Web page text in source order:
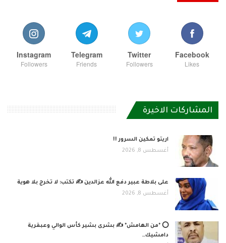
Facebook
Likes
Twitter
Followers
Telegram
Friends
Instagram
Followers
المشاركات الاخيرة
اريتو تمكين السرور !!
أغسطس 8, 2026
على بلاطة عبير دفع الله عزالدين ✍️ تكتب: لا تخرج بلا هوية
أغسطس 8, 2026
⭕ *من الهامش* ✍️ بشرى بشير كأس الوالي وعبقرية
دامشيك…